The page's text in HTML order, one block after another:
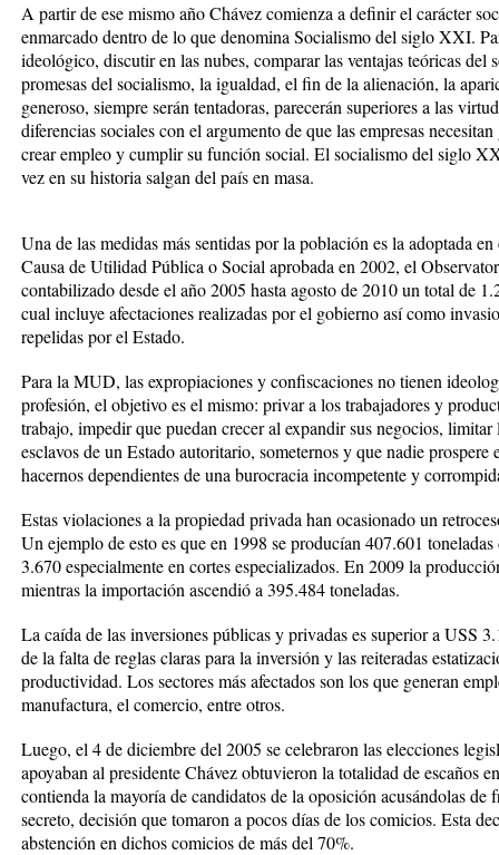
A partir de ese mismo año Chávez comienza a definir el carácter
enmarcado dentro de lo que denomina Socialismo del siglo XXI.
ideológico, discutir en las nubes, comparar las ventajas teóricas
promesas del socialismo, la igualdad, el fin de la alienación, la
generoso, siempre serán tentadoras, parecerán superiores a las
diferencias sociales con el argumento de que las empresas
crear empleo y cumplir su función social. El socialismo del siglo
vez en su historia salgan del país en masa.
Una de las medidas más sentidas por la población es la adoptada
Causa de Utilidad Pública o Social aprobada en 2002, el
contabilizado desde el año 2005 hasta agosto de 2010 un total de
cual incluye afectaciones realizadas por el gobierno así como
repelidas por el Estado.
Para la MUD, las expropiaciones y confiscaciones no tienen
profesión, el objetivo es el mismo: privar a los trabajadores y
trabajo, impedir que puedan crecer al expandir sus negocios,
esclavos de un Estado autoritario, someternos y que nadie
hacernos dependientes de una burocracia incompetente y
Estas violaciones a la propiedad privada han ocasionado un
Un ejemplo de esto es que en 1998 se producían 407.601
3.670 especialmente en cortes especializados. En 2009 la
mientras la importación ascendió a 395.484 toneladas.
La caída de las inversiones públicas y privadas es superior a USS
de la falta de reglas claras para la inversión y las reiteradas
productividad. Los sectores más afectados son los que generan
manufactura, el comercio, entre otros.
Luego, el 4 de diciembre del 2005 se celebraron las elecciones
apoyaban al presidente Chávez obtuvieron la totalidad de escaños
contienda la mayoría de candidatos de la oposición acusándolas
secreto, decisión que tomaron a pocos días de los comicios. Esta
abstención en dichos comicios de más del 70%.